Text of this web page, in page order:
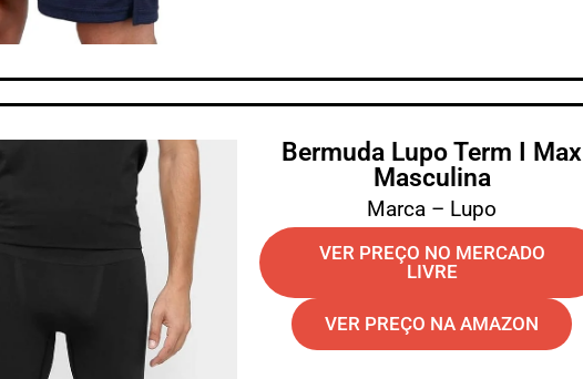
Bermuda Lupo Term I Max
Masculina
Marca – Lupo
VER PREÇO NO MERCADO
LIVRE
VER PREÇO NA AMAZON